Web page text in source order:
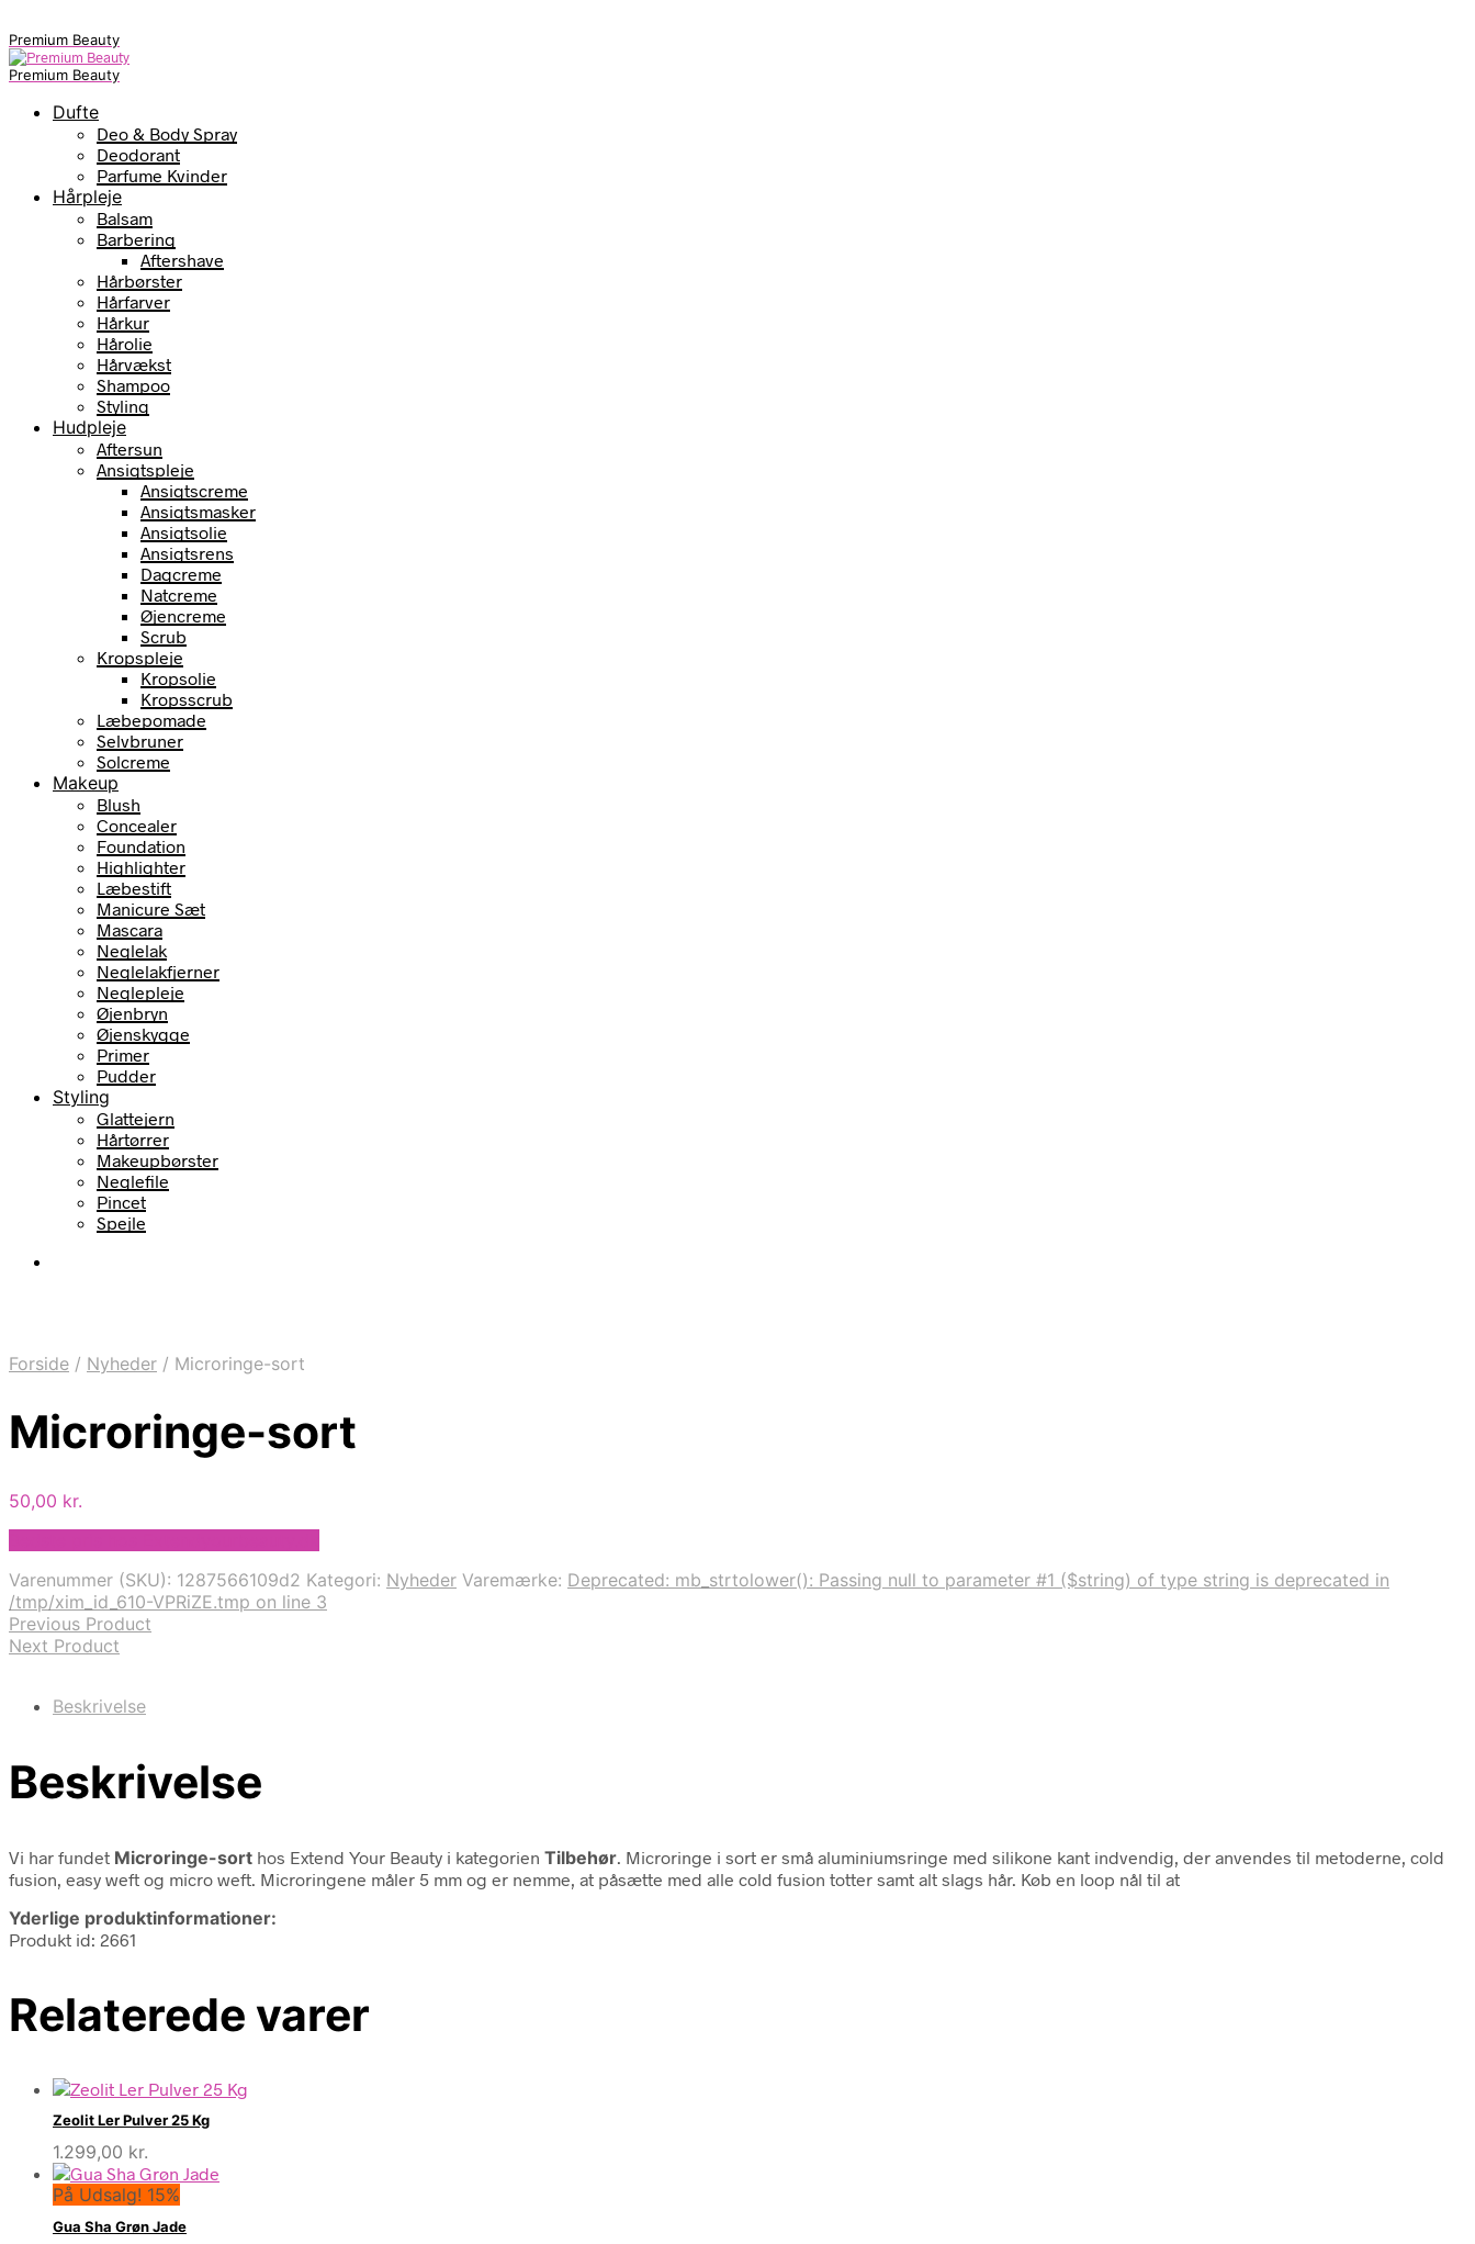
Premium Beauty
Premium Beauty
Dufte
Deo & Body Spray
Deodorant
Parfume Kvinder
Hårpleje
Balsam
Barbering
Aftershave
Hårbørster
Hårfarver
Hårkur
Hårolie
Hårvækst
Shampoo
Styling
Hudpleje
Aftersun
Ansigtspleje
Ansigtscreme
Ansigtsmasker
Ansigtsolie
Ansigtsrens
Dagcreme
Natcreme
Øjencreme
Scrub
Kropspleje
Kropsolie
Kropsscrub
Læbepomade
Selvbruner
Solcreme
Makeup
Blush
Concealer
Foundation
Highlighter
Læbestift
Manicure Sæt
Mascara
Neglelak
Neglelakfjerner
Neglepleje
Øjenbryn
Øjenskygge
Primer
Pudder
Styling
Glattejern
Hårtørrer
Makeupbørster
Neglefile
Pincet
Spejle
Forside / Nyheder / Microringe-sort
Microringe-sort
50,00 kr.
Varenummer (SKU): 1287566109d2 Kategori: Nyheder Varemærke: Deprecated: mb_strtolower(): Passing null to parameter #1 ($string) of type string is deprecated in
/tmp/xim_id_610-VPRiZE.tmp on line 3
Previous Product
Next Product
Beskrivelse
Beskrivelse
Vi har fundet Microringe-sort hos Extend Your Beauty i kategorien Tilbehør . Microringe i sort er små aluminiumsringe med silikone kant indvendig, der anvendes til metoderne, cold
fusion, easy weft og micro weft. Microringene måler 5 mm og er nemme, at påsætte med alle cold fusion totter samt alt slags hår. Køb en loop nål til at
Yderlige produktinformationer:
Produkt id: 2661
Relaterede varer
Zeolit Ler Pulver 25 Kg
1.299,00 kr.
På Udsalg! 15%
Gua Sha Grøn Jade